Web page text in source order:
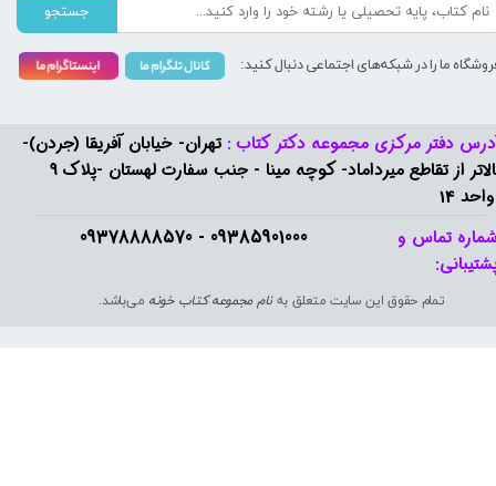
09385901000 - 09378888570​​​​​​​
دفتر مرکزی مجموعه دکتر کتاب : تهران- خیابان آفریقا (جردن)-
بالاتر از تقاطع میرداماد- کوچه مینا - جنب سفارت لهستان -پلاک 9
14
تمام حقوق این سایت متعلق بهنام مجموعه کتاب خونه می‌باشد.
تماس و
جستجو
ما را در شبکه‌های اجتماعی دنبال کنید: